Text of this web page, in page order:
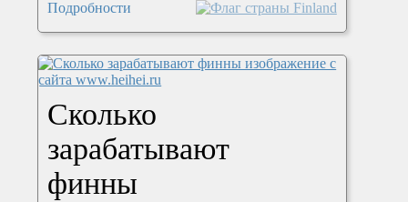
Подробности
Сколько
зарабатывают
финны